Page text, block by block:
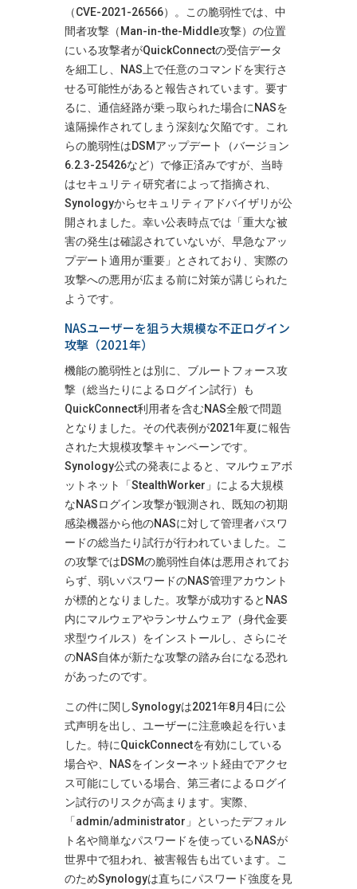
（CVE-2021-26566）。この脆弱性では、中
間者攻撃（Man-in-the-Middle攻撃）の位置
にいる攻撃者がQuickConnectの受信データ
を細工し、NAS上で任意のコマンドを実行さ
せる可能性があると報告されています​。要す
るに、通信経路が乗っ取られた場合にNASを
遠隔操作されてしまう深刻な欠陥です。これ
らの脆弱性はDSMアップデート（バージョン
6.2.3-25426など）で修正済みですが、当時
はセキュリティ研究者によって指摘され、
Synologyからセキュリティアドバイザリが公
開されました。幸い公表時点では「重大な被
害の発生は確認されていないが、早急なアッ
プデート適用が重要」とされており、実際の
攻撃への悪用が広まる前に対策が講じられた
ようです。
NASユーザーを狙う大規模な不正ログイン
攻撃（2021年）
機能の脆弱性とは別に、ブルートフォース攻
撃（総当たりによるログイン試行）も
QuickConnect利用者を含むNAS全般で問題
となりました。その代表例が2021年夏に報告
された大規模攻撃キャンペーンです。
Synology公式の発表によると、マルウェアボ
ットネット「StealthWorker」による大規模
なNASログイン攻撃が観測され、既知の初期
感染機器から他のNASに対して管理者パスワ
ードの総当たり試行が行われていました​ 。こ
の攻撃ではDSMの脆弱性自体は悪用されてお
らず、弱いパスワードのNAS管理アカウント
が標的となりました。攻撃が成功するとNAS
内にマルウェアやランサムウェア（身代金要
求型ウイルス）をインストールし、さらにそ
のNAS自体が新たな攻撃の踏み台になる恐れ
があったのです​。
この件に関しSynologyは2021年8月4日に公
式声明を出し、ユーザーに注意喚起を行いま
した​ 。特にQuickConnectを有効にしている
場合や、NASをインターネット経由でアクセ
ス可能にしている場合、第三者によるログイ
ン試行のリスクが高まります。実際、
「admin/administrator」といったデフォル
ト名や簡単なパスワードを使っているNASが
世界中で狙われ、被害報告も出ています。こ
のためSynologyは直ちにパスワード強度を見